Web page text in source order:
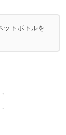
ットボトルを